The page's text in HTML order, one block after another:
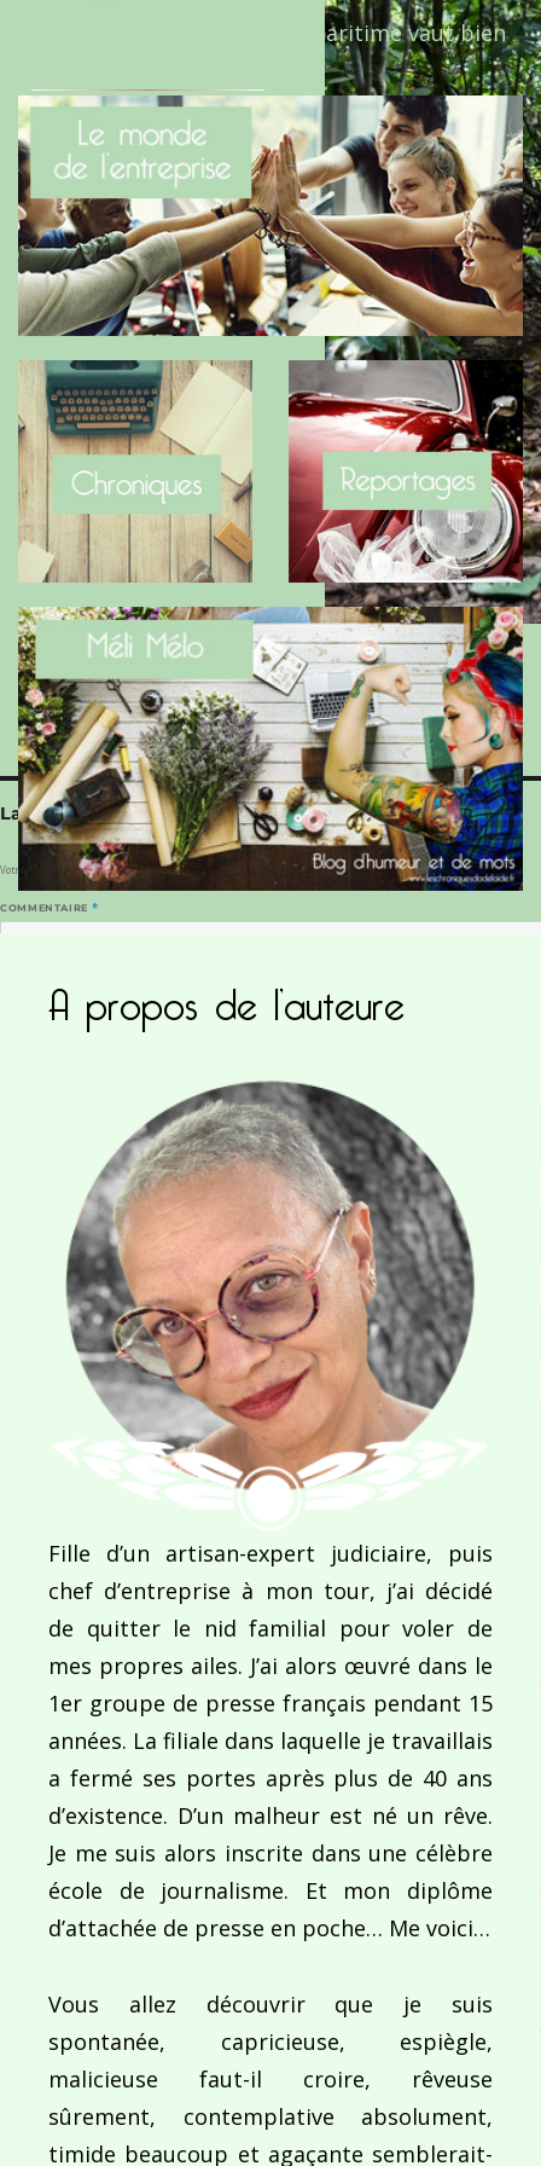
Laisser un commentaire
Votre adresse e-mail ne sera pas publiée. Les champs obligatoires sont indiqués avec*
COMMENTAIRE *
Enregistrer mon nom, mon e-mail et mon site dans le navigateur pour mon prochain commentaire.
Ce site utilise Akismet pour réduire les
commentaires sont traitées .
Navigation
l’article
PUBLIÉ DANS
Le Benaise de la Charente-Maritime vaut bien
A propos de l’auteure
Fille d’un artisan-expert judiciaire, puis
chef d’entreprise à mon tour, j’ai décidé
de quitter le nid familial pour voler de
mes propres ailes. J’ai alors œuvré dans le
1er groupe de presse français pendant 15
années. La filiale dans laquelle je travaillais
a fermé ses portes après plus de 40 ans
d’existence. D’un malheur est né un rêve.
Je me suis alors inscrite dans une célèbre
école de journalisme. Et mon diplôme
d’attachée de presse en poche… Me voici…
Vous allez découvrir que je suis
spontanée, capricieuse, espiègle,
malicieuse faut-il croire, rêveuse
sûrement, contemplative absolument,
timide beaucoup et agaçante semblerait-